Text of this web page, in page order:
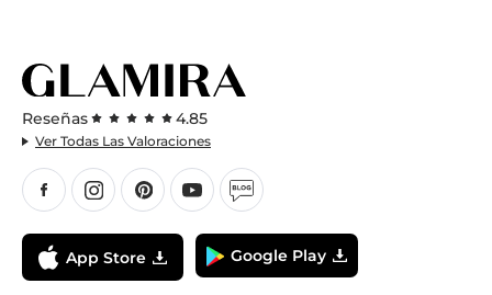
Reseñas 4.85
Ver Todas Las Valoraciones
App Store Google Play